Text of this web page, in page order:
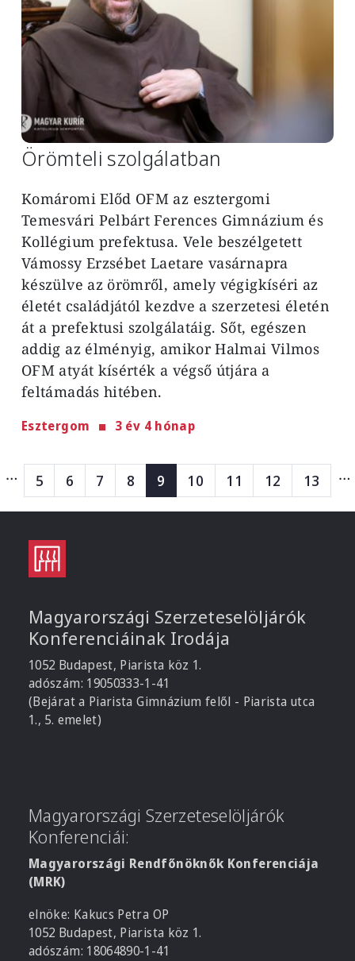
Örömteli szolgálatban
Komáromi Előd OFM az esztergomi
Temesvári Pelbárt Ferences Gimnázium és
Kollégium prefektusa. Vele beszélgetett
Vámossy Erzsébet Laetare vasárnapra
készülve az örömről, amely végigkíséri az
életét családjától kezdve a szerzetesi életén
át a prefektusi szolgálatáig. Sőt, egészen
addig az élményig, amikor Halmai Vilmos
OFM atyát kísérték a végső útjára a
feltámadás hitében.
Esztergom 3 év 4 hónap
Oldalszámozás
… Page
5 Page
6 Page
7 Page
8 Page
9 Page
10 Page
11 Page
12 Page
13 …
Magyarországi Szerzeteselöljárók
Konferenciáinak Irodája
1052 Budapest, Piarista köz 1.
adószám: 19050333-1-41
(Bejárat a Piarista Gimnázium felől - Piarista utca
1., 5. emelet)
Magyarországi Szerzeteselöljárók
Konferenciái:
Magyarországi Rendfőnöknők Konferenciája
(MRK)
elnöke: Kakucs Petra OP
1052 Budapest, Piarista köz 1.
adószám: 18064890-1-41